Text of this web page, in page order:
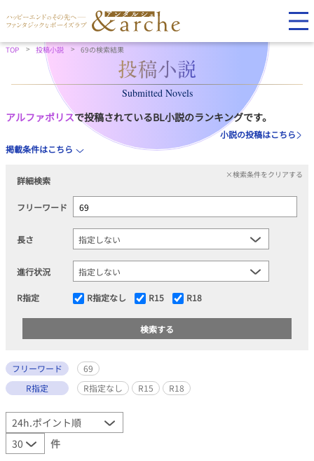
TOP 投稿小説 69の検索結果
Submitted Novels
アルファポリスで投稿されているBL小説のランキングです。
小説の投稿はこちら
掲載条件はこちら
詳細検索
×検索条件をクリアする
フリーワード
長さ
進行状況
R指定 R指定なし R15 R18
フリーワード
69
R指定
R指定なし R15 R18
件